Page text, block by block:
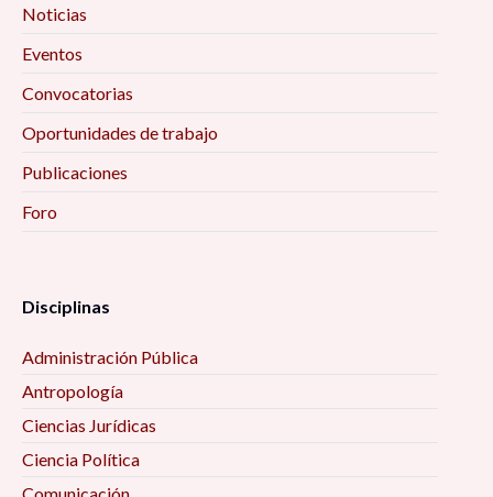
Noticias
Eventos
Convocatorias
Oportunidades de trabajo
Publicaciones
Foro
Disciplinas
Administración Pública
Antropología
Ciencias Jurídicas
Ciencia Política